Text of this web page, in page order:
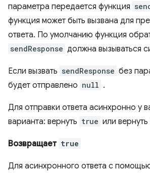
параметра передается функция
функция может быть вызвана для
ответа. По умолчанию функция
sendResponse должна вызываться
Если вызвать sendResponse без
будет отправлено null .
Для отправки ответа асинхронно у
варианта: вернуть true или
Возвращает true
Для асинхронного ответа с